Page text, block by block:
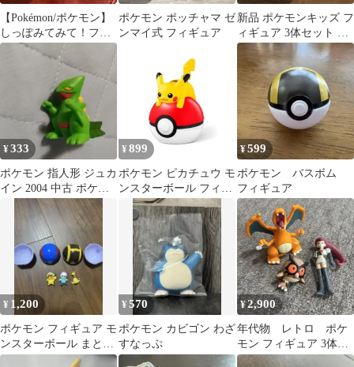
【Pokémon/ポケモン】
しっぽみてみて！フィ
ギュア2 ヒトカゲ
ポケモン ポッチャマ ゼ
ンマイ式 フィギュア
新品 ポケモンキッズ フ
ィギュア 3体セット ザ
シアン ザマゼンタ ムゲ
ンダイナ
¥333
ポケモン 指人形 ジュカ
イン 2004 中古 ポケモ
ンキッズ ソフビ フィギ
ュア
¥ 899
ポケモン ピカチュウ モ
ンスターボール フィギ
ュア
¥599
ポケモン バスボム
フィギュア
¥ 1,200
ポケモン フィギュア モ
ンスターボール まとめ
売り
¥570
ポケモン カビゴン わざ
すなっぷ
¥2,900
年代物 レトロ ポケ
モン フィギュア 3体セ
ット リザードン ムサシ